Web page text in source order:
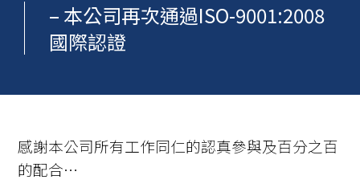
– 本公司再次通過ISO-9001:2008
國際認證
感謝本公司所有工作同仁的認真參與及百分之百
的配合…